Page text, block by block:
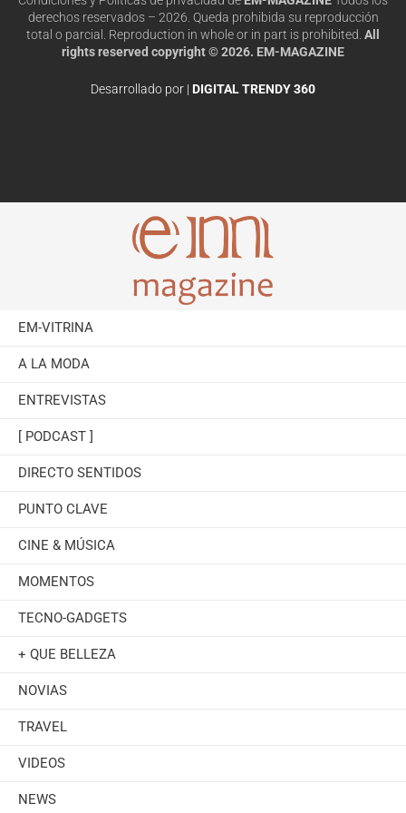
derechos reservados – 2026. Queda prohibida su reproducción
total o parcial. Reproduction in whole or in part is prohibited. All
rights reserved copyright © 2026. EM-MAGAZINE
Desarrollado por | DIGITAL TRENDY 360
EM-VITRINA
A LA MODA
ENTREVISTAS
[ PODCAST ]
DIRECTO SENTIDOS
PUNTO CLAVE
CINE & MÚSICA
MOMENTOS
TECNO-GADGETS
+ QUE BELLEZA
NOVIAS
TRAVEL
VIDEOS
NEWS